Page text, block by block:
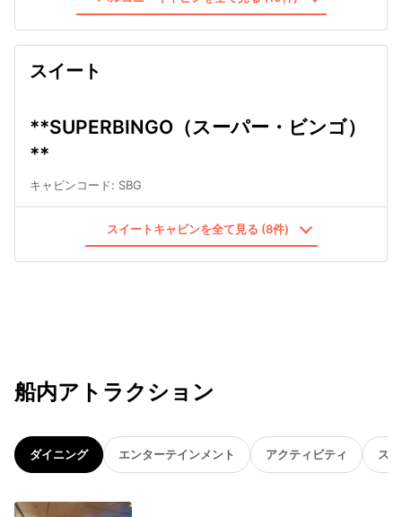
スイート
**SUPERBINGO（スーパー・ビンゴ）
**
キャビンコード: SBG
スイートキャビンを全て見る (8件)
船内アトラクション
ダイニング エンターテインメント アクティビティ ス